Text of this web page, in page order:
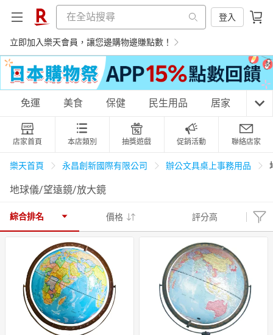
登入
立即加入樂天會員，讓您邊購物邊賺點數！
購物網分類
天天免運 美食蛋糕 養生保健 民生用品
居家生活 3C家電 親子玩具
女裝 男裝 化妝保養 情趣用品
日本購物 電子/紙本書
HOT
免運 美食 保健 民生用品 居家 3C
店家首頁 本店類別 抽獎遊戲 促銷活動 聯絡店家
樂天首頁 永昌創新國際有限公司 辦公文具桌上事務用品
地球儀/望遠鏡/放大鏡
綜合排名 價格 評分高